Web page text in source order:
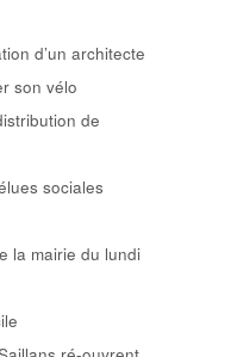
d’un architecte
son vélo
de
sociales
la mairie du lundi